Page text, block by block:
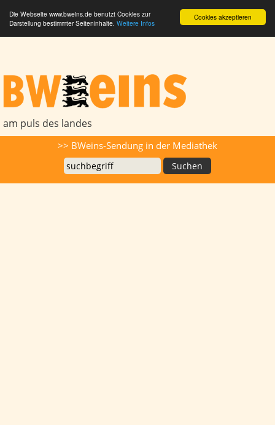
Cookies akzeptieren
Die Webseite www.bweins.de benutzt Cookies zur
Darstellung bestimmter Seiteninhalte. Weitere Infos
am puls des landes
>> BWeins-Sendung in der Mediathek